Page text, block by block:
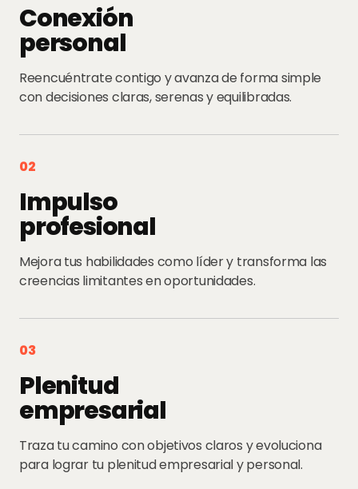
Conexión
personal
Reencuéntrate contigo y avanza de forma simple
con decisiones claras, serenas y equilibradas.
02
Impulso
profesional
Mejora tus habilidades como líder y transforma las
creencias limitantes en oportunidades.
03
Plenitud
empresarial
Traza tu camino con objetivos claros y evoluciona
para lograr tu plenitud empresarial y personal.